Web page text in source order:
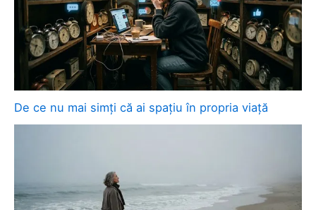
De ce nu mai simți că ai spațiu în propria viață